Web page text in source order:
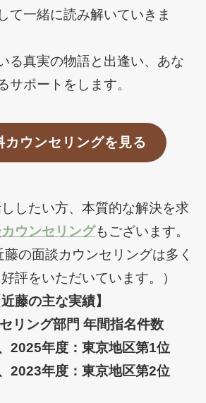
て一緒に読み解いていきま
る真実の物語と出逢い、あな
サポートをします。
カウンセリングを見る
ししたい方、本質的な解決を求
ウンセリングもございます。
の面談カウンセリングは多く
評をいただいています。）
近藤の主な実績】
リング部門 年間指名件数
2025年度：東京地区第1位
2023年度：東京地区第2位